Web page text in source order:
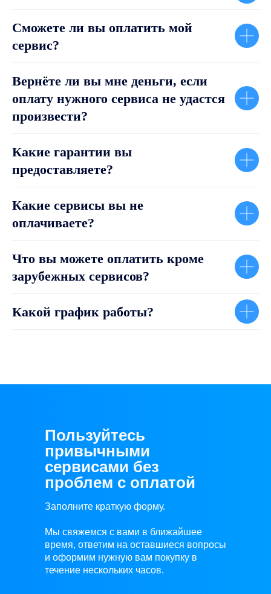
Сможете ли вы оплатить мой
сервис?
Вернёте ли вы мне деньги, если
оплату нужного сервиса не удастся
произвести?
Какие гарантии вы
предоставляете?
Какие сервисы вы не
оплачиваете?
Что вы можете оплатить кроме
зарубежных сервисов?
Какой график работы?
Пользуйтесь
привычными
сервисами без
проблем с оплатой
Заполните краткую форму.
Мы свяжемся с вами в ближайшее
время, ответим на оставшиеся вопросы
и оформим нужную вам покупку в
течение нескольких часов.